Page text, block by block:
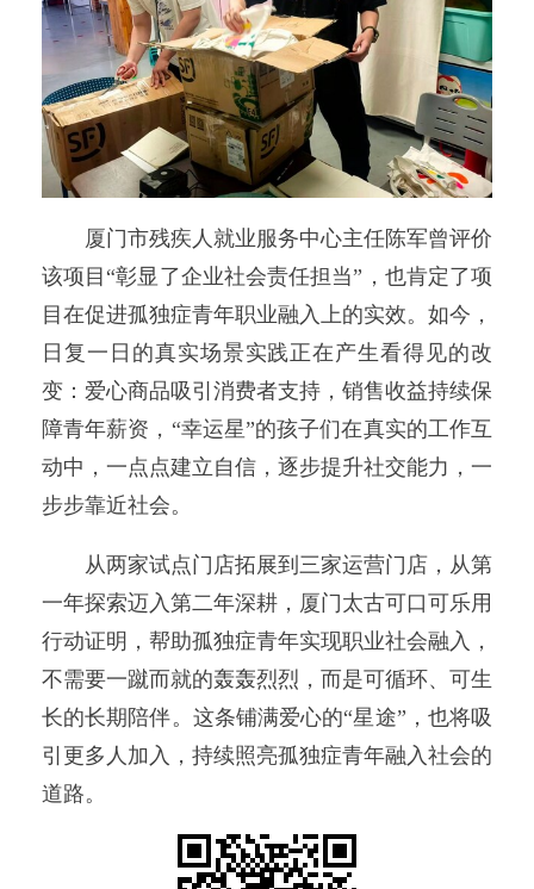
厦门市残疾人就业服务中心主任陈军曾评价
该项目“彰显了企业社会责任担当”，也肯定了项
目在促进孤独症青年职业融入上的实效。如今，
日复一日的真实场景实践正在产生看得见的改
变：爱心商品吸引消费者支持，销售收益持续保
障青年薪资，“幸运星”的孩子们在真实的工作互
动中，一点点建立自信，逐步提升社交能力，一
步步靠近社会。
从两家试点门店拓展到三家运营门店，从第
一年探索迈入第二年深耕，厦门太古可口可乐用
行动证明，帮助孤独症青年实现职业社会融入，
不需要一蹴而就的轰轰烈烈，而是可循环、可生
长的长期陪伴。这条铺满爱心的“星途”，也将吸
引更多人加入，持续照亮孤独症青年融入社会的
道路。